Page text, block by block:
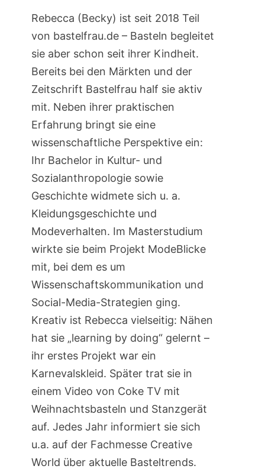
Rebecca (Becky) ist seit 2018 Teil
von bastelfrau.de – Basteln begleitet
sie aber schon seit ihrer Kindheit.
Bereits bei den Märkten und der
Zeitschrift Bastelfrau half sie aktiv
mit. Neben ihrer praktischen
Erfahrung bringt sie eine
wissenschaftliche Perspektive ein:
Ihr Bachelor in Kultur- und
Sozialanthropologie sowie
Geschichte widmete sich u. a.
Kleidungsgeschichte und
Modeverhalten. Im Masterstudium
wirkte sie beim Projekt ModeBlicke
mit, bei dem es um
Wissenschaftskommunikation und
Social-Media-Strategien ging.
Kreativ ist Rebecca vielseitig: Nähen
hat sie „learning by doing“ gelernt –
ihr erstes Projekt war ein
Karnevalskleid. Später trat sie in
einem Video von Coke TV mit
Weihnachtsbasteln und Stanzgerät
auf. Jedes Jahr informiert sie sich
u.a. auf der Fachmesse Creative
World über aktuelle Basteltrends.